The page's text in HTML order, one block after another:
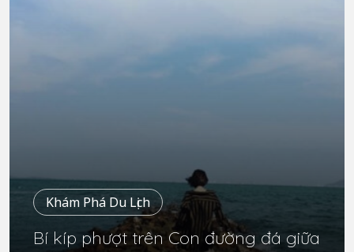
Khám Phá Du Lịch
Bí kíp phượt trên Con đường đá giữa